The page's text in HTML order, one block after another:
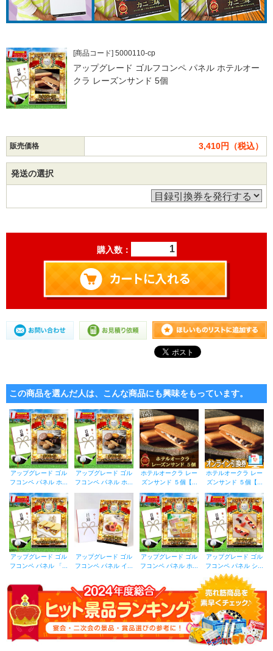
[商品コード] 5000110-cp
アップグレード ゴルフコンペ パネル ホテルオー
クラ レーズンサンド 5個
販売価格 3,410円（税込）
発送の選択
購入数：
この商品を選んだ人は、こんな商品にも興味をもっています。
アップグレード ゴル
フコンペ パネル ホ...
アップグレード ゴル
フコンペ パネル ホ...
ホテルオークラ レー
ズンサンド ５個【...
ホテルオークラ レー
ズンサンド ５個【...
アップグレード ゴル
フコンペ パネル 「...
アップグレード ゴル
フコンペ パネル イ...
アップグレード ゴル
フコンペ パネル ホ...
アップグレード ゴル
フコンペ パネル シ...